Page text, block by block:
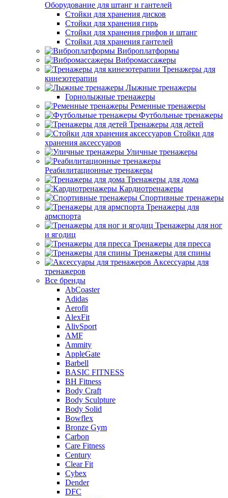
Оборудование для штанг и гантелей
Стойки для хранения дисков
Стойки для хранения гирь
Стойки для хранения грифов и штанг
Стойки для хранения гантелей
Виброплатформы
Вибромассажеры
Тренажеры для
кинезотерапии
Лыжные тренажеры
Горнолыжные тренажеры
Ременные тренажеры
Футбольные тренажеры
Тренажеры для детей
Стойки для
хранения аксессуаров
Уличные тренажеры
Реабилитационные тренажеры
Тренажеры для дома
Кардиотренажеры
Спортивные тренажеры
Тренажеры для
армспорта
Тренажеры для ног
и ягодиц
Тренажеры для пресса
Тренажеры для спины
Аксессуары для
тренажеров
Все бренды
AbCoaster
Adidas
Aerofit
AlexFit
AlivSport
AMF
Ammity
AppleGate
Barbell
BASIC FITNESS
BH Fitness
Body Craft
Body Sculpture
Body Solid
Bowflex
Bronze Gym
Carbon
Care Fitness
Century
Clear Fit
Cybex
Dender
DFC